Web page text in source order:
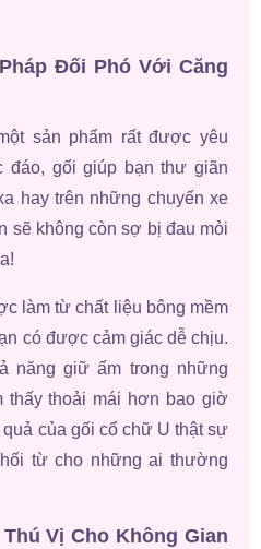
Đối Phó Với Căng
sản phẩm rất được yêu
đáo, gối giúp bạn thư giãn
hay trên những chuyến xe
sẽ không còn sợ bị đau mỏi
làm từ chất liệu bông mềm
có được cảm giác dễ chịu.
năng giữ ấm trong những
thấy thoải mái hơn bao giờ
của gối cổ chữ U thật sự
từ cho những ai thường
Vị Cho Không Gian